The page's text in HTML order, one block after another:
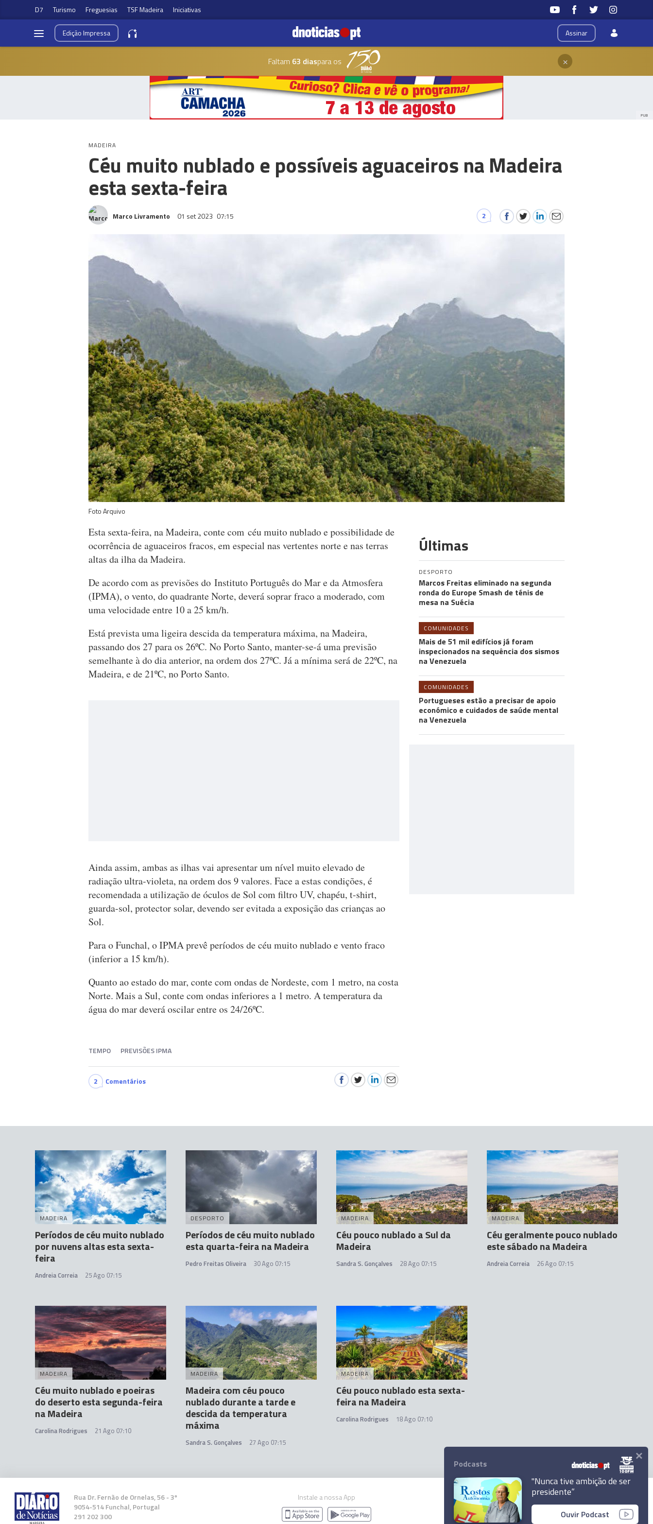
D7 Turismo Freguesias TSF Madeira Iniciativas
Assinar
EdiçãoImpressa
Faltam 63 diaspara os ×
PUB
MADEIRA
Céu muito nublado e possíveis aguaceiros na Madeira
esta sexta-feira
Marco Livramento 01 set 2023 07:15 2
Foto Arquivo
Esta sexta-feira, na Madeira, conte com céu muito nublado e possibilidade de
ocorrência de aguaceiros fracos, em especial nas vertentes norte e nas terras
altas da ilha da Madeira.
De acordo com as previsões do Instituto Português do Mar e da Atmosfera
(IPMA), o vento, do quadrante Norte, deverá soprar fraco a moderado, com
uma velocidade entre 10 a 25 km/h.
Está prevista uma ligeira descida da temperatura máxima, na Madeira,
passando dos 27 para os 26ºC. No Porto Santo, manter-se-á uma previsão
semelhante à do dia anterior, na ordem dos 27ºC. Já a mínima será de 22ºC, na
Madeira, e de 21ºC, no Porto Santo.
Ainda assim, ambas as ilhas vai apresentar um nível muito elevado de
radiação ultra-violeta, na ordem dos 9 valores. Face a estas condições, é
recomendada a utilização de óculos de Sol com filtro UV, chapéu, t-shirt,
guarda-sol, protector solar, devendo ser evitada a exposição das crianças ao
Sol.
Para o Funchal, o IPMA prevê períodos de céu muito nublado e vento fraco
(inferior a 15 km/h).
Quanto ao estado do mar, conte com ondas de Nordeste, com 1 metro, na costa
Norte. Mais a Sul, conte com ondas inferiores a 1 metro. A temperatura da
água do mar deverá oscilar entre os 24/26ºC.
TEMPO PREVISÕES IPMA
2 Comentários
Últimas
DESPORTO
Marcos Freitas eliminado na segunda
ronda do Europe Smash de ténis de
mesa na Suécia
COMUNIDADES
Mais de 51 mil edifícios já foram
inspecionados na sequência dos sismos
na Venezuela
COMUNIDADES
Portugueses estão a precisar de apoio
económico e cuidados de saúde mental
na Venezuela
MADEIRA
Períodos de céu muito nublado
por nuvens altas esta sexta-
feira
Andreia Correia 25 Ago 07:15
DESPORTO
Períodos de céu muito nublado
esta quarta-feira na Madeira
Pedro Freitas Oliveira 30 Ago 07:15
MADEIRA
Céu pouco nublado a Sul da
Madeira
Sandra S. Gonçalves 28 Ago 07:15
MADEIRA
Céu geralmente pouco nublado
este sábado na Madeira
Andreia Correia 26 Ago 07:15
MADEIRA
Céu muito nublado e poeiras
do deserto esta segunda-feira
na Madeira
Carolina Rodrigues 21 Ago 07:10
MADEIRA
Madeira com céu pouco
nublado durante a tarde e
descida da temperatura
máxima
Sandra S. Gonçalves 27 Ago 07:15
MADEIRA
Céu pouco nublado esta sexta-
feira na Madeira
Carolina Rodrigues 18 Ago 07:10
Rua Dr. Fernão de Ornelas, 56 - 3º
9054-514 Funchal, Portugal
291 202 300
Instale a nossa App
© 2023 Empresa Diário de Notícias, Lda.
Todos os direitos reservados.
Podcasts
"Nunca tive ambição de ser
presidente”
Ouvir Podcast
×